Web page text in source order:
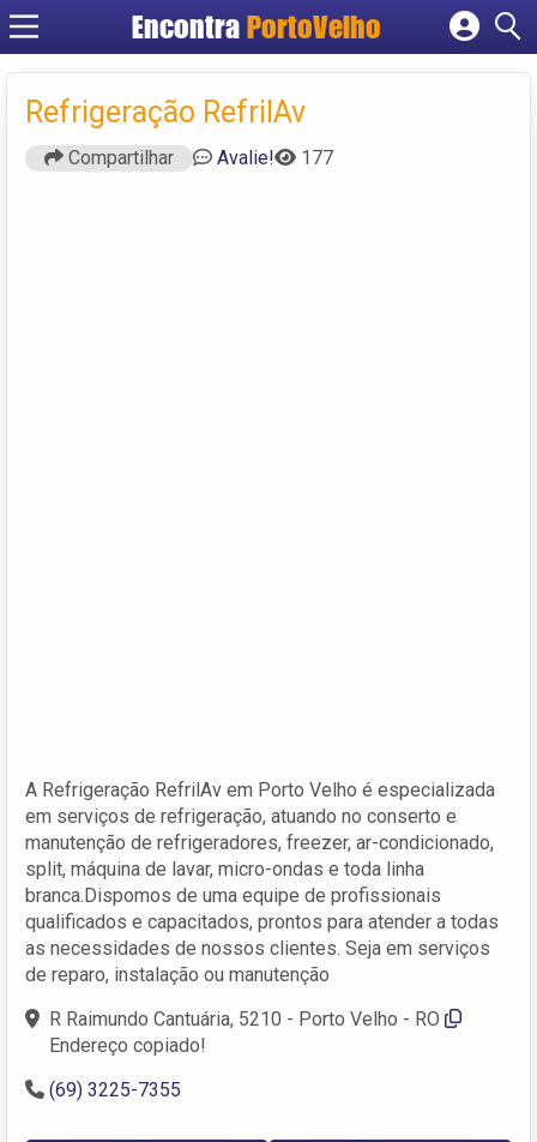
EncontraPortoVelho
Cadastrar empresa
Fazer login
Criar conta
Refrigeração RefrilAv
Compartilhar Avalie! 177
A Refrigeração RefrilAv em Porto Velho é especializada
em serviços de refrigeração, atuando no conserto e
manutenção de refrigeradores, freezer, ar-condicionado,
split, máquina de lavar, micro-ondas e toda linha
branca.Dispomos de uma equipe de profissionais
qualificados e capacitados, prontos para atender a todas
as necessidades de nossos clientes. Seja em serviços
de reparo, instalação ou manutenção
R Raimundo Cantuária, 5210 - Porto Velho - RO
Endereço copiado!
(69) 3225-7355